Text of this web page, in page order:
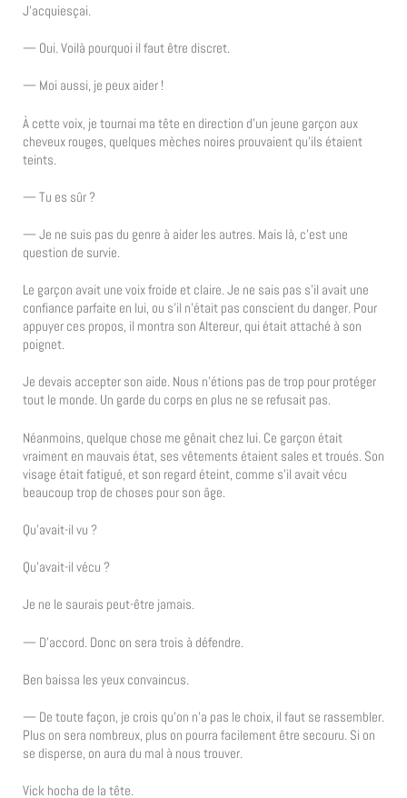
J’acquiesçai.
— Oui. Voilà pourquoi il faut être discret.
— Moi aussi, je peux aider !
À cette voix, je tournai ma tête en direction d’un jeune garçon aux
cheveux rouges, quelques mèches noires prouvaient qu’ils étaient
teints.
— Tu es sûr ?
— Je ne suis pas du genre à aider les autres. Mais là, c’est une
question de survie.
Le garçon avait une voix froide et claire. Je ne sais pas s’il avait une
confiance parfaite en lui, ou s’il n’était pas conscient du danger. Pour
appuyer ces propos, il montra son Altereur, qui était attaché à son
poignet.
Je devais accepter son aide. Nous n’étions pas de trop pour protéger
tout le monde. Un garde du corps en plus ne se refusait pas.
Néanmoins, quelque chose me gênait chez lui. Ce garçon était
vraiment en mauvais état, ses vêtements étaient sales et troués. Son
visage était fatigué, et son regard éteint, comme s’il avait vécu
beaucoup trop de choses pour son âge.
Qu’avait-il vu ?
Qu’avait-il vécu ?
Je ne le saurais peut-être jamais.
— D’accord. Donc on sera trois à défendre.
Ben baissa les yeux convaincus.
— De toute façon, je crois qu’on n’a pas le choix, il faut se rassembler.
Plus on sera nombreux, plus on pourra facilement être secouru. Si on
se disperse, on aura du mal à nous trouver.
Vick hocha de la tête.